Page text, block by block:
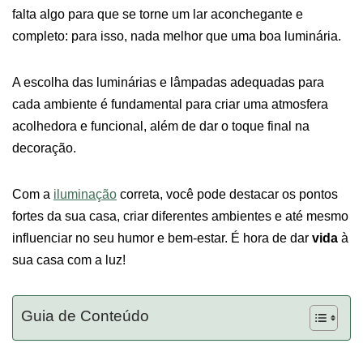
falta algo para que se torne um lar aconchegante e
completo: para isso, nada melhor que uma boa luminária.
A escolha das luminárias e lâmpadas adequadas para
cada ambiente é fundamental para criar uma atmosfera
acolhedora e funcional, além de dar o toque final na
decoração.
Com a iluminação correta, você pode destacar os pontos
fortes da sua casa, criar diferentes ambientes e até mesmo
influenciar no seu humor e bem-estar. É hora de dar vida à
sua casa com a luz!
Guia de Conteúdo